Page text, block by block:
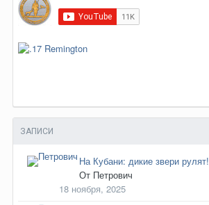
ЗАПИСИ
На Кубани: дикие звери рулят!
От Петрович
18 ноября, 2025